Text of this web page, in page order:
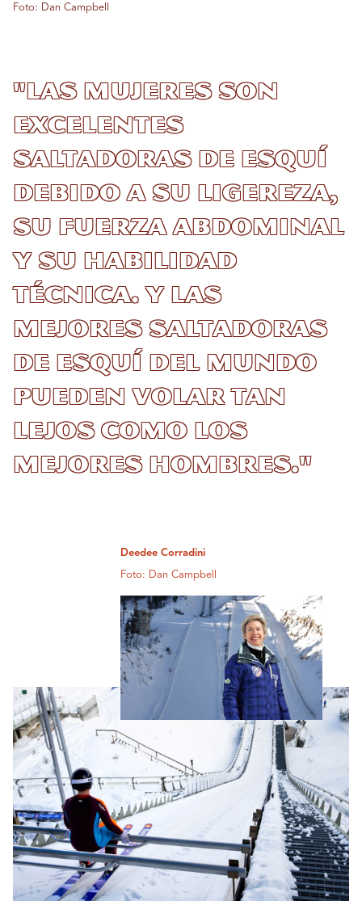
Foto: Dan Campbell
"Las mujeres son
excelentes
saltadoras de esquí
debido a su ligereza,
su fuerza abdominal
y su habilidad
técnica. Y las
mejores saltadoras
de esquí del mundo
pueden volar tan
lejos como los
mejores hombres."
Deedee Corradini
Foto: Dan Campbell